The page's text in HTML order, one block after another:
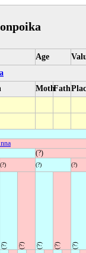
Age
MothFath
(?)
(?) (?) (?)
(?) (?) (?) (?) (?)